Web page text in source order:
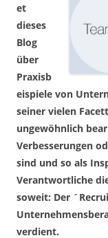
et
dieses
Blog
über
Praxisb
eispiele von
seiner vielen
ungewöhnlich
Verbesserungen
sind und so als
Verantwortliche
soweit: Der
verdient.